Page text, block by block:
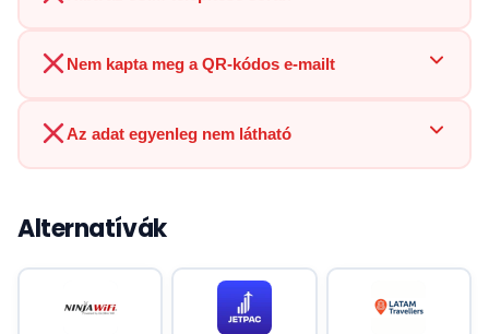
Nem kapta meg a QR-kódos e-mailt
Az adat egyenleg nem látható
Alternatívák